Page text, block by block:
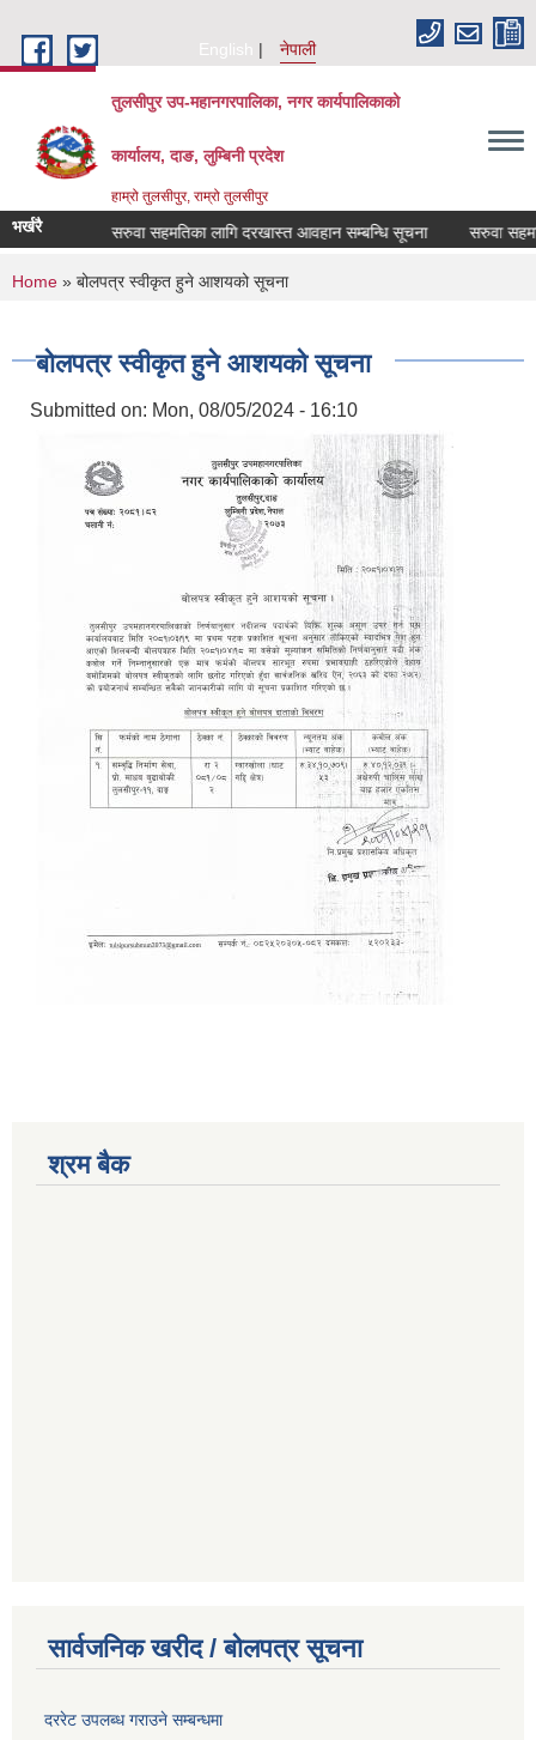
English
नेपाली
तुलसीपुर उप-महानगरपालिका, नगर कार्यपालिकाको
कार्यालय, दाङ, लुम्बिनी प्रदेश
हाम्रो तुलसीपुर, राम्रो तुलसीपुर
भर्खरै सरुवा सहमतिका लागि दरखास्त आवहान सम्बन्धि सूचना सरुवा
You are here
Home » बोलपत्र स्वीकृत हुने आशयको सूचना
बोलपत्र स्वीकृत हुने आशयको सूचना
Submitted on: Mon, 08/05/2024 - 16:10
श्रम बैक
सार्वजनिक खरीद / बोलपत्र सूचना
दररेट उपलब्ध गराउने सम्बन्धमा